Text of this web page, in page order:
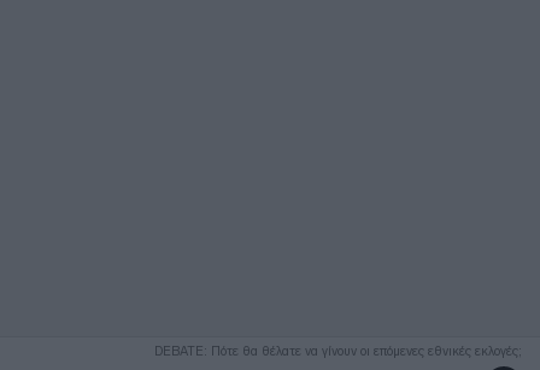
DEBATE: Πότε θα θέλατε να γίνουν οι επόμενες εθνικές εκλογές;